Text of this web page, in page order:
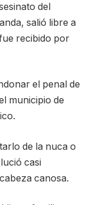
del
salió libre a
recibido por
el penal de
municipio de
de la nuca o
casi
canosa.